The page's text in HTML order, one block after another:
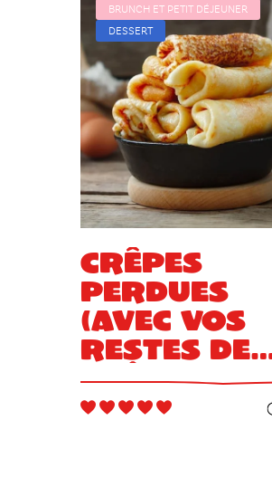
BRUNCH ET PETIT DÉJEUNER
DESSERT
Crêpes
perdues
(avec vos
restes de
crêpes)